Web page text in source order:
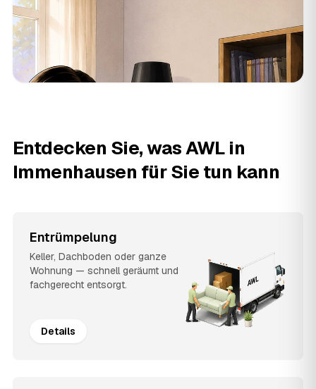
Entdecken Sie, was AWL in
Immenhausen für Sie tun kann
Entrümpelung
Keller, Dachboden oder ganze
Wohnung — schnell geräumt und
fachgerecht entsorgt.
Details